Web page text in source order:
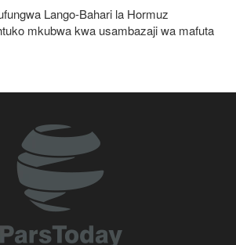
Lango-Bahari la Hormuz
mkubwa kwa usambazaji wa mafuta
makubwa zaidi ya halaiki ya Wapalestina
Israel
Umeiharibu Gaza, sasa
wa watu wake!
nchi za Afrika kujiondoa ICC au